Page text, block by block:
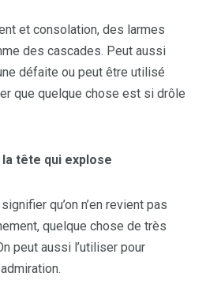
et consolation, des larmes
des cascades. Peut aussi
défaite ou peut être utilisé
que quelque chose est si drôle
tête qui explose
qu’on n’en revient pas
quelque chose de très
peut aussi l’utiliser pour